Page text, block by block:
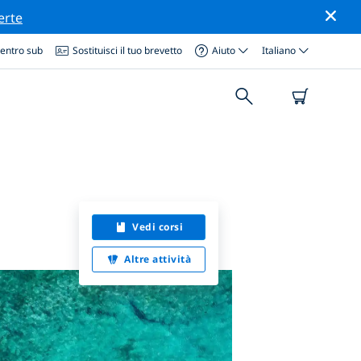
sub Sostituisci il tuo brevetto Aiuto Italiano
Vedi corsi
Altre attività